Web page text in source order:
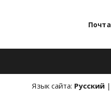
Почта
Язык сайта: Русский |